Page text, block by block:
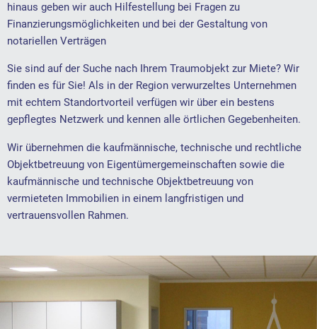
hinaus geben wir auch Hilfestellung bei Fragen zu
Finanzierungsmöglichkeiten und bei der Gestaltung von
notariellen Verträgen
Sie sind auf der Suche nach Ihrem Traumobjekt zur Miete? Wir
finden es für Sie! Als in der Region verwurzeltes Unternehmen
mit echtem Standortvorteil verfügen wir über ein bestens
gepflegtes Netzwerk und kennen alle örtlichen Gegebenheiten.
Wir übernehmen die kaufmännische, technische und rechtliche
Objektbetreuung von Eigentümergemeinschaften sowie die
kaufmännische und technische Objektbetreuung von
vermieteten Immobilien in einem langfristigen und
vertrauensvollen Rahmen.